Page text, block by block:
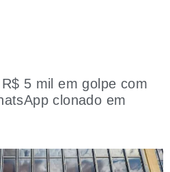
5 mil em golpe com
clonado em